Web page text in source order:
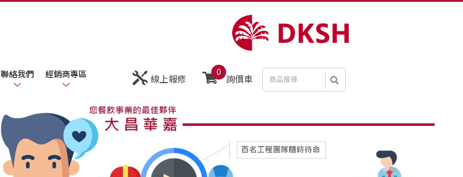
線上報修 詢價車
0
聯絡我們 經銷商專區